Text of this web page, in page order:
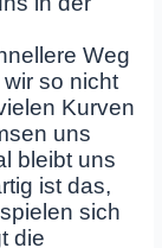
Weg
so nicht
Kurven
uns
bleibt uns
ist das,
sich
die